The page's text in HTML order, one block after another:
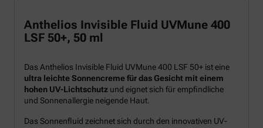
Anthelios Invisible Fluid UVMune 400
LSF 50+, 50 ml
Das Anthelios Invisible Fluid UVMune 400 LSF 50+ ist eine
ultra leichte Sonnencreme für das Gesicht mit einem
hohen UV-Lichtschutz und eignet sich für empfindliche
und Sonnenallergie neigende Haut.
Das Sonnenfluid zeichnet sich durch den innovativen UV-